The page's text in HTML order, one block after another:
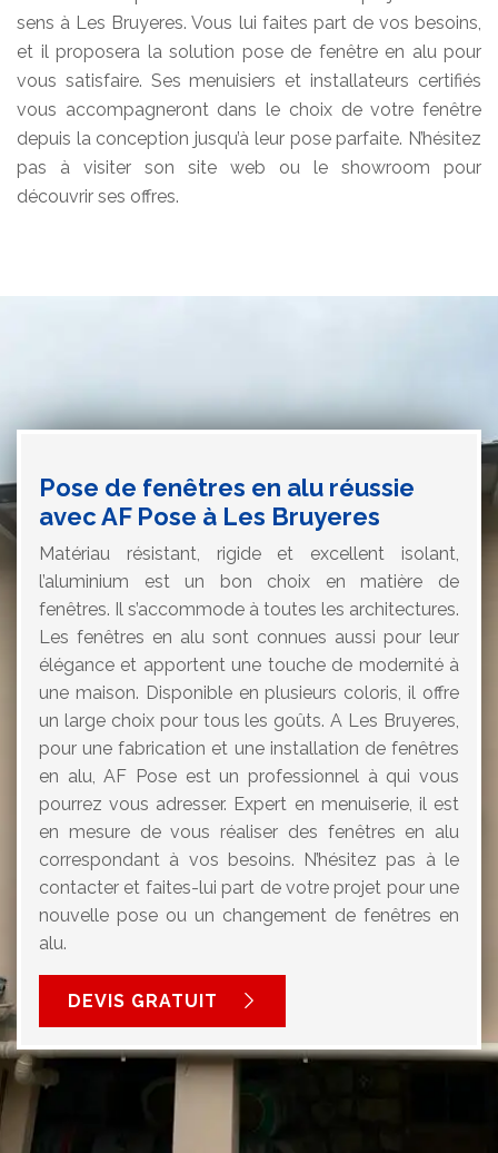
sens à Les Bruyeres. Vous lui faites part de vos besoins,
et il proposera la solution pose de fenêtre en alu pour
vous satisfaire. Ses menuisiers et installateurs certifiés
vous accompagneront dans le choix de votre fenêtre
depuis la conception jusqu’à leur pose parfaite. N’hésitez
pas à visiter son site web ou le showroom pour
découvrir ses offres.
Pose de fenêtres en alu réussie
avec AF Pose à Les Bruyeres
Matériau résistant, rigide et excellent isolant,
l’aluminium est un bon choix en matière de
fenêtres. Il s’accommode à toutes les architectures.
Les fenêtres en alu sont connues aussi pour leur
élégance et apportent une touche de modernité à
une maison. Disponible en plusieurs coloris, il offre
un large choix pour tous les goûts. A Les Bruyeres,
pour une fabrication et une installation de fenêtres
en alu, AF Pose est un professionnel à qui vous
pourrez vous adresser. Expert en menuiserie, il est
en mesure de vous réaliser des fenêtres en alu
correspondant à vos besoins. N’hésitez pas à le
contacter et faites-lui part de votre projet pour une
nouvelle pose ou un changement de fenêtres en
alu.
DEVIS GRATUIT